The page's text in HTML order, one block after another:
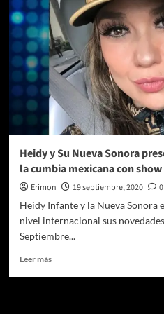
una
gran
fiesta
mexicana
en
su
tour
“Homenaje
México”
Heidy y Su Nueva Sonora
la cumbia mexicana con
Erimon 19 septiembre, 2020
0
Heidy Infante y la Nueva Sonora
nivel internacional sus
Septiembre...
Leer másLeer